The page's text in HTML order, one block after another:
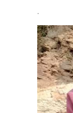
.